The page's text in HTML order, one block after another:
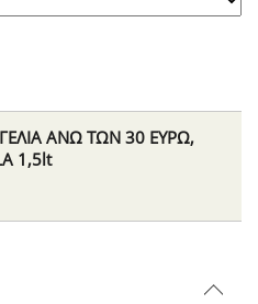
ΑΝΩ ΤΩΝ 30 ΕΥΡΩ,
1,5lt